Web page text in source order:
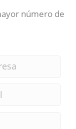
número de